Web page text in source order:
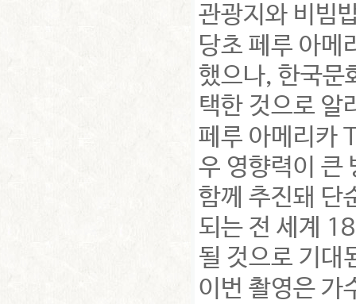
관광지와 비빔
당초 페루 아메
했으나, 한국문
택한 것으로 알
페루 아메리카
우 영향력이 큰
함께 추진돼 단
되는 전 세계
될 것으로 기대
이번 촬영은 가